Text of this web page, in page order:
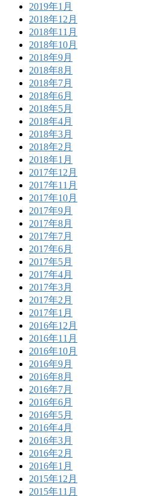
2019年1月
2018年12月
2018年11月
2018年10月
2018年9月
2018年8月
2018年7月
2018年6月
2018年5月
2018年4月
2018年3月
2018年2月
2018年1月
2017年12月
2017年11月
2017年10月
2017年9月
2017年8月
2017年7月
2017年6月
2017年5月
2017年4月
2017年3月
2017年2月
2017年1月
2016年12月
2016年11月
2016年10月
2016年9月
2016年8月
2016年7月
2016年6月
2016年5月
2016年4月
2016年3月
2016年2月
2016年1月
2015年12月
2015年11月